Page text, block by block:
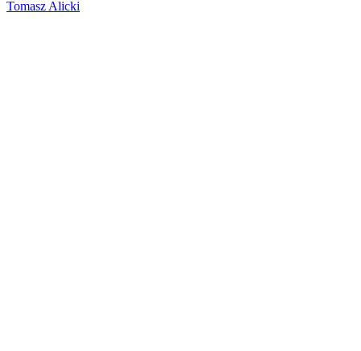
Tomasz Alicki